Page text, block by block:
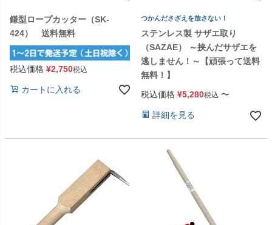
鎌型ロープカッター（SK-
424） 送料無料
税込価格 ¥2,750税込
カートに入れる
つかんださざえを放さない！
ステンレス製 サザエ取り
（SAZAE） ～挟んだサザエを
逃しません！～【頑張って送料
無料！】
税込価格 ¥5,280税込 〜
詳細を見る